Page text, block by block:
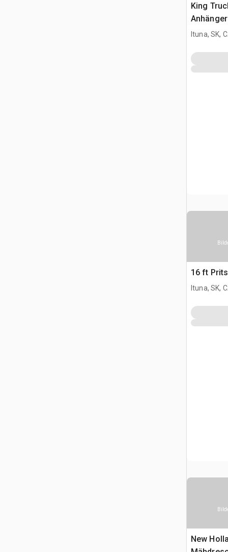
King
Anhänger
Ituna, SK,
16 ft
Ituna, SK,
New